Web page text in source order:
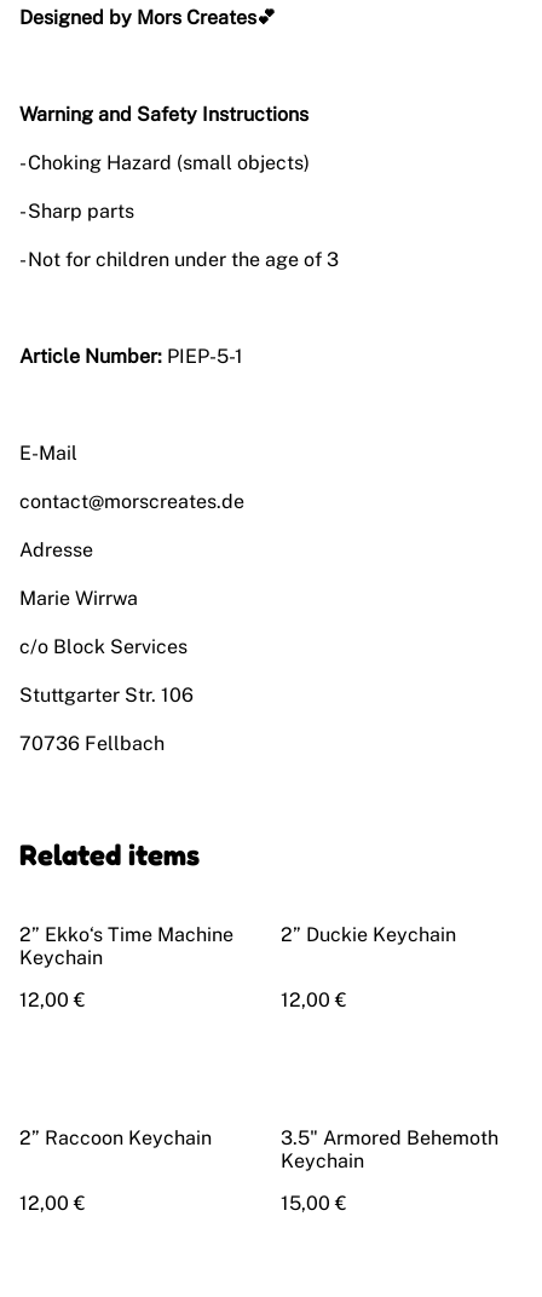
Designed by Mors Creates💕
Warning and Safety Instructions
- Choking Hazard (small objects)
- Sharp parts
- Not for children under the age of 3
Article Number: PIEP-5-1
E-Mail
contact@morscreates.de
Adresse
Marie Wirrwa
c/o Block Services
Stuttgarter Str. 106
70736 Fellbach
Related items
2” Ekko‘s Time Machine
Keychain
12,00 €
2” Duckie Keychain
12,00 €
2” Raccoon Keychain
12,00 €
3.5" Armored Behemoth
Keychain
15,00 €